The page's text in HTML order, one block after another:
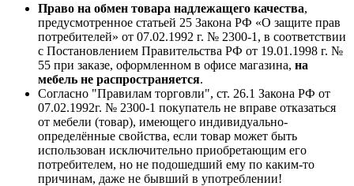
Право на обмен товара надлежащего качества,
предусмотренное статьей 25 Закона РФ «О защите прав
потребителей» от 07.02.1992 г. № 2300-1, в соответствии
с Постановлением Правительства РФ от 19.01.1998 г. №
55 при заказе, оформленном в офисе магазина, на
мебель не распространяется.
Согласно "Правилам торговли", ст. 26.1 Закона РФ от
07.02.1992г. № 2300-1 покупатель не вправе отказаться
от мебели (товар), имеющего индивидуально-
определённые свойства, если товар может быть
использован исключительно приобретающим его
потребителем, но не подошедший ему по каким-то
причинам, даже не бывший в употреблении!